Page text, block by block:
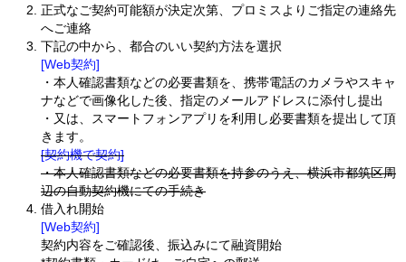
正式なご契約可能額が決定次第、プロミスよりご指定の連絡先
へご連絡
下記の中から、都合のいい契約方法を選択
[Web契約]
・本人確認書類などの必要書類を、携帯電話のカメラやスキャ
ナなどで画像化した後、指定のメールアドレスに添付し提出
・又は、スマートフォンアプリを利用し必要書類を提出して頂
きます。
[契約機で契約]
・本人確認書類などの必要書類を持参のうえ、横浜市都筑区周
辺の自動契約機にての手続き
借入れ開始
[Web契約]
契約内容をご確認後、振込みにて融資開始